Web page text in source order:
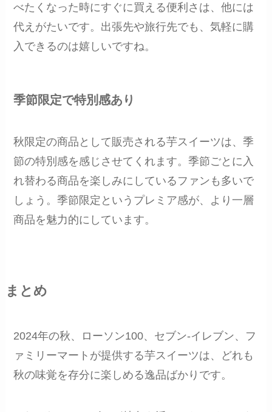
べたくなった時にすぐに買える便利さは、他には
代えがたいです。出張先や旅行先でも、気軽に購
入できるのは嬉しいですね。
季節限定で特別感あり
秋限定の商品として販売される芋スイーツは、季
節の特別感を感じさせてくれます。季節ごとに入
れ替わる商品を楽しみにしているファンも多いで
しょう。季節限定というプレミア感が、より一層
商品を魅力的にしています。
まとめ
2024年の秋、ローソン100、セブン-イレブン、フ
ァミリーマートが提供する芋スイーツは、どれも
秋の味覚を存分に楽しめる逸品ばかりです。